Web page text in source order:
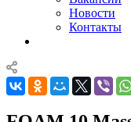
Новости
Контакты